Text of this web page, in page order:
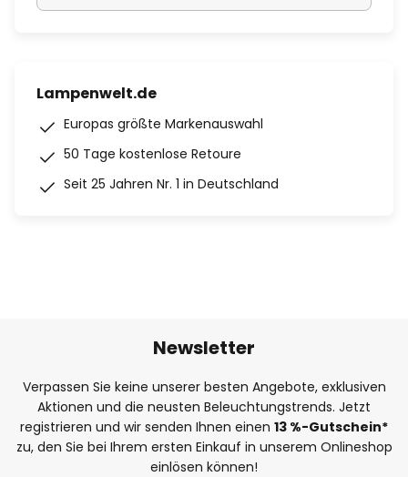
Lampenwelt.de
Europas größte Markenauswahl
50 Tage kostenlose Retoure
Seit 25 Jahren Nr. 1 in Deutschland
Newsletter
Verpassen Sie keine unserer besten Angebote, exklusiven
Aktionen und die neusten Beleuchtungstrends. Jetzt
registrieren und wir senden Ihnen einen 13 %-Gutschein*
zu, den Sie bei Ihrem ersten Einkauf in unserem Onlineshop
einlösen können!